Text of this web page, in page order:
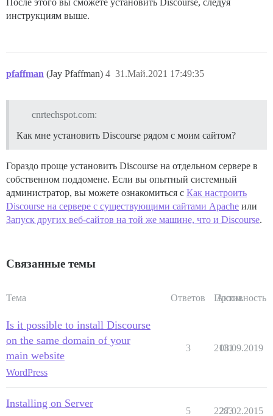
После этого вы сможете установить Discourse, следуя
инструкциям выше.
pfaffman (Jay Pfaffman) 31.Май.2021 17:49:35
4
cnrtechspot.com:
Как мне установить Discourse рядом с моим сайтом?
Гораздо проще установить Discourse на отдельном сервере в
собственном поддомене. Если вы опытный системный
администратор, вы можете ознакомиться с Как настроить
Discourse на сервере с существующими сайтами Apache или
Запуск других веб-сайтов на той же машине, что и Discourse.
Связанные темы
Тема Ответов Просм.
Активность
Is it possible to install Discourse
on the same domain of your
main website
WordPress
3 2131
08.09.2019
Installing on Server
5 2283
27.02.2015